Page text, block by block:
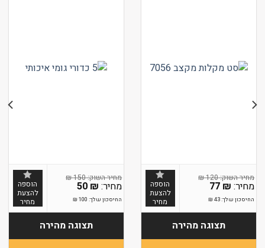
120
₪
77 ₪
החיסכון שלך:43
₪
הוספה
להצעת
מחיר
תצוגה מהירה
150
₪
50 ₪
החיסכון שלך:100
₪
הוספה
להצעת
מחיר
תצוגה מהירה